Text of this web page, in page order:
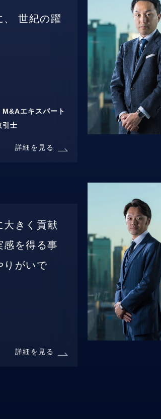
世紀の躍
M&Aエキスパート
引士
詳細を見る
大きく貢献
感を得る事
りがいで
詳細を見る